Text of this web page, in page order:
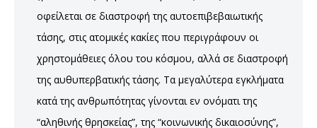
οφείλεται σε διαστροφή της αυτοεπιβεβαιωτικής
τάσης, στις ατομικές κακίες που περιγράφουν οι
χρηστομάθειες όλου του κόσμου, αλλά σε διαστροφή
της αυθυπερβατικής τάσης. Τα μεγαλύτερα εγκλήματα
κατά της ανθρωπότητας γίνονται εν ονόματι της
“αληθινής θρησκείας”, της “κοινωνικής δικαιοσύνης”,